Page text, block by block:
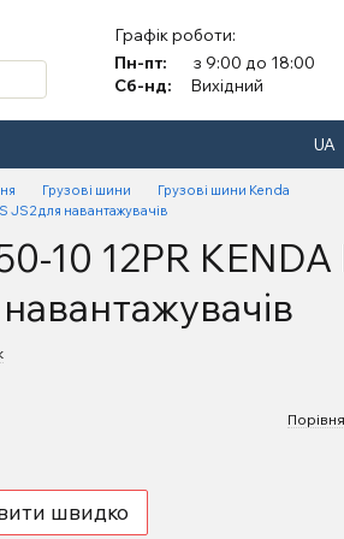
Графік роботи:
Пн-пт:
з 9:00 до 18:00
Сб-нд:
Вихідний
UA
Грузові шини
Грузові шини Kenda
для навантажувачів
10 12PR KENDA
швидко